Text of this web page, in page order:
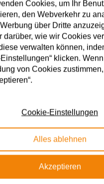
“Fly
Ø 35 cm
Tiffany
“Fly
cm
396,68
Cookies, um Ihr
den Webverkehr zu
über Dritte
darüber, wie wir Cookies
verwalten können,
klicken.
von Cookies
Cookie-Einstellungen
Alles ablehnen
Akzeptieren